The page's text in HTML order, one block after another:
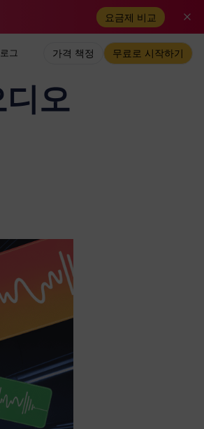
요금제 비교
그 가격 책정 무료로 시작하기
오